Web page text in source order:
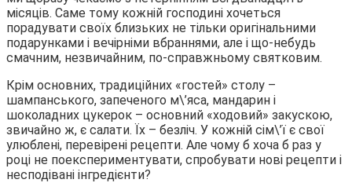
місяців. Саме тому кожній господині хочеться
порадувати своїх близьких не тільки оригінальними
подарунками і вечірніми вбраннями, але і що-небудь
смачним, незвичайним, по-справжньому святковим.
Крім основних, традиційних «гостей» столу –
шампанського, запеченого м\’яса, мандарин і
шоколадних цукерок – основний «ходовий» закускою,
звичайно ж, є салати. Їх – безліч. У кожній сім\’ї є свої
улюблені, перевірені рецепти. Але чому б хоча б раз у
році не поекспериментувати, спробувати нові рецепти і
несподівані інгредієнти?